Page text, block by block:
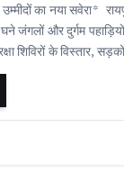
का नया सवेरा*
जंगलों और दुर्गम
शिविरों के विस्तार,